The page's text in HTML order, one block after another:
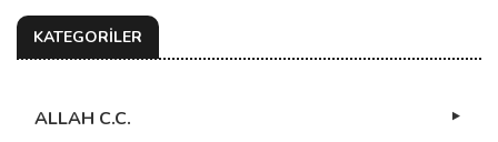
KATEGORİLER
ALLAH C.C.